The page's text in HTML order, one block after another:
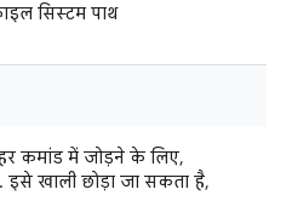
सिस्टम पाथ
कमांड में जोड़ने के लिए,
. इसे खाली छोड़ा जा सकता है,